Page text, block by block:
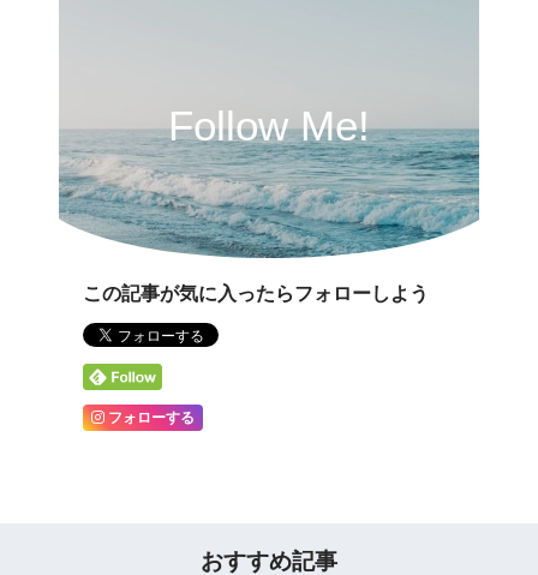
Follow Me!
この記事が気に入ったらフォローしよう
フォローする
おすすめ記事